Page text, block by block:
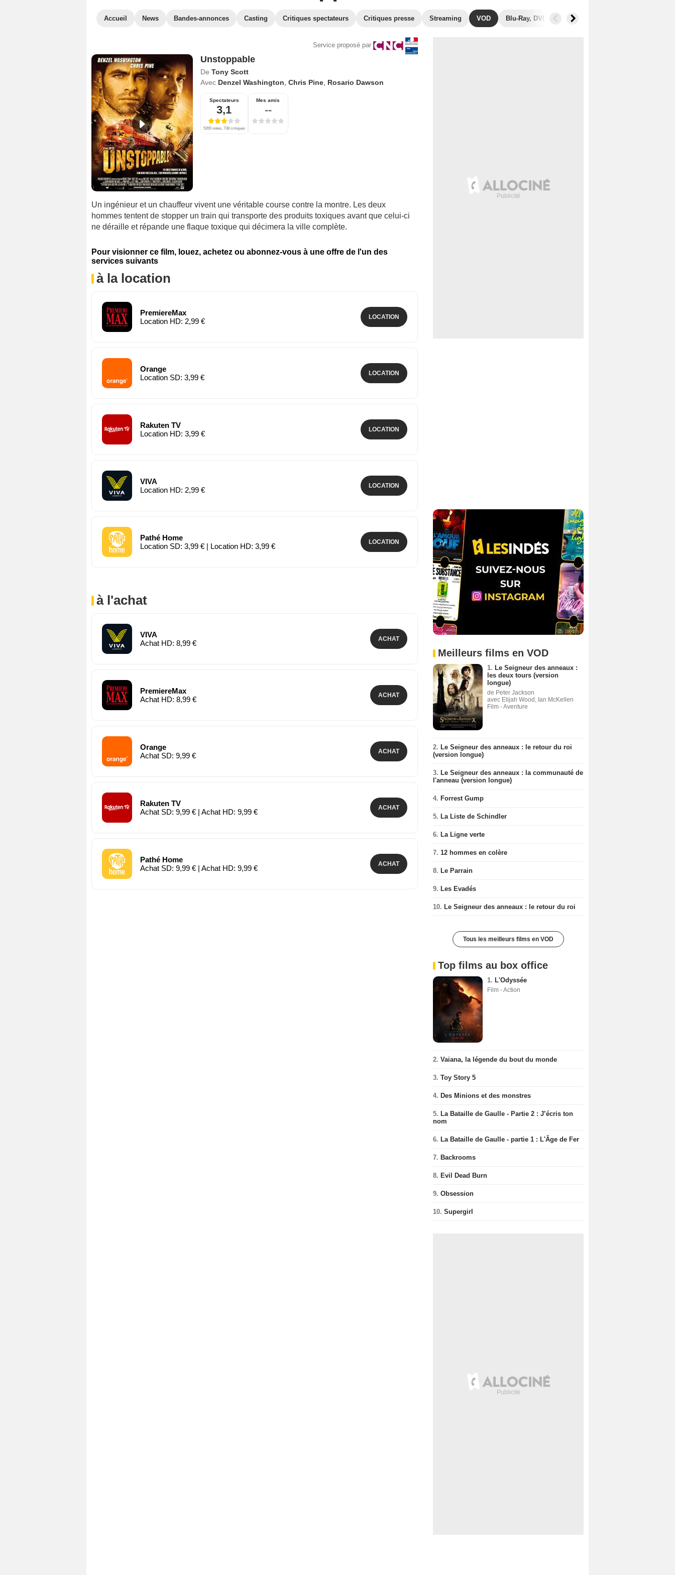
Accueil News Bandes-annonces Casting Critiques spectateurs Critiques presse Streaming VOD Blu-Ray, DVD Photos
Service proposé par
Unstoppable
De Tony Scott
Avec Denzel Washington Chris Pine, Rosario Dawson
Spectateurs
3,1
5265 notes, 738 critiques
Mes amis
--
Un ingénieur et un chauffeur vivent une véritable course contre la montre. Les deux
hommes tentent de stopper un train qui transporte des produits toxiques avant que celui-ci
ne déraille et répande une flaque toxique qui décimera la ville complète.
Pour visionner ce film, louez, achetez ou abonnez-vous à une offre de l'un des
services suivants
à la location
PremiereMax
Location HD: 2,99 €
LOCATION
Orange
Location SD: 3,99 €
LOCATION
Rakuten TV
Location HD: 3,99 €
LOCATION
VIVA
Location HD: 2,99 €
LOCATION
Pathé Home
Location SD: 3,99 € | Location HD: 3,99 €
LOCATION
à l'achat
VIVA
Achat HD: 8,99 €
ACHAT
PremiereMax
Achat HD: 8,99 €
ACHAT
Orange
Achat SD: 9,99 €
ACHAT
Rakuten TV
Achat SD: 9,99 € | Achat HD: 9,99 €
ACHAT
Pathé Home
Achat SD: 9,99 € | Achat HD: 9,99 €
ACHAT
Meilleurs films en VOD
1. Le Seigneur des anneaux :
les deux tours (version
longue)
de Peter Jackson
avec Elijah Wood, Ian McKellen
Film - Aventure
2. Le Seigneur des anneaux : le retour du roi
(version longue)
3. Le Seigneur des anneaux : la communauté de
l'anneau (version longue)
4. Forrest Gump
5. La Liste de Schindler
6. La Ligne verte
7. 12 hommes en colère
8. Le Parrain
9. Les Evadés
10. Le Seigneur des anneaux : le retour du roi
Tous les meilleurs films en VOD
Top films au box office
1. L'Odyssée
Film - Action
2. Vaiana, la légende du bout du monde
3. Toy Story 5
4. Des Minions et des monstres
5. La Bataille de Gaulle - Partie 2 : J’écris ton
nom
6. La Bataille de Gaulle - partie 1 : L'Âge de Fer
7. Backrooms
8. Evil Dead Burn
9. Obsession
10. Supergirl